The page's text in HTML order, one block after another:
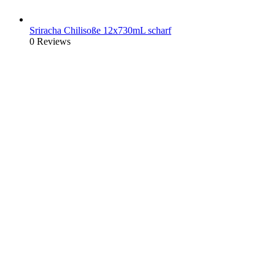
Sriracha Chilisoße 12x730mL scharf
0 Reviews